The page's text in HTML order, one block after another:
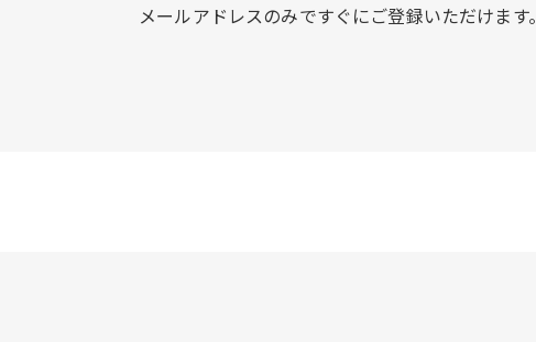
メールアドレスのみですぐにご登録いただけます。